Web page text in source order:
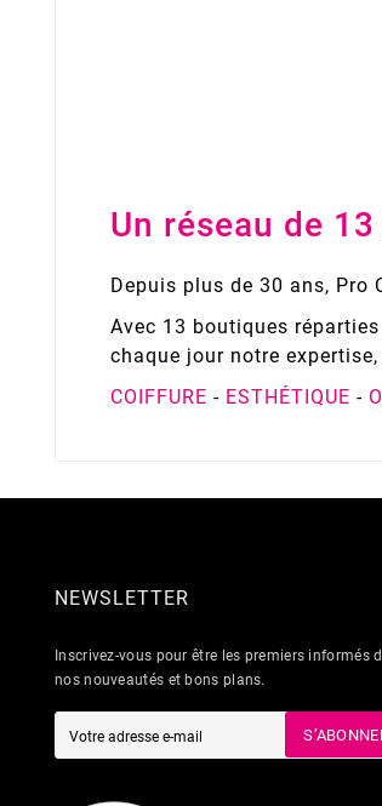
Un réseau de
Depuis plus de 30 ans, Pro
Avec 13 boutiques
chaque jour notre
COIFFURE - ESTHÉTIQUE -
NEWSLETTER
Inscrivez-vous pour être les premiers informés
nos nouveautés et bons plans.